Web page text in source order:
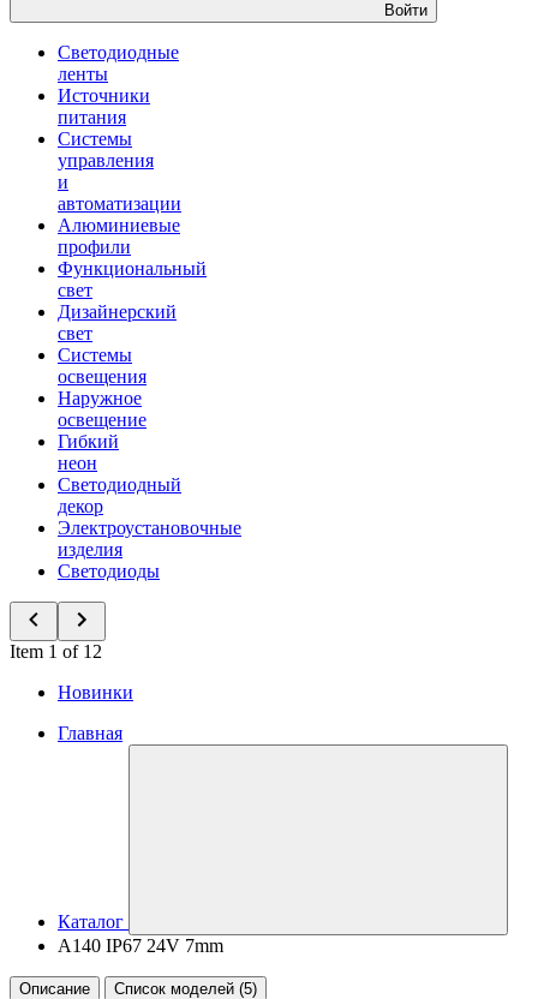
Войти
Светодиодные
ленты
Источники
питания
Системы
управления
и
автоматизации
Алюминиевые
профили
Функциональный
свет
Дизайнерский
свет
Системы
освещения
Наружное
освещение
Гибкий
неон
Светодиодный
декор
Электроустановочные
изделия
Светодиоды
Item 1 of 12
Новинки
Главная
Каталог
A140 IP67 24V 7mm
Описание
Список моделей (5)